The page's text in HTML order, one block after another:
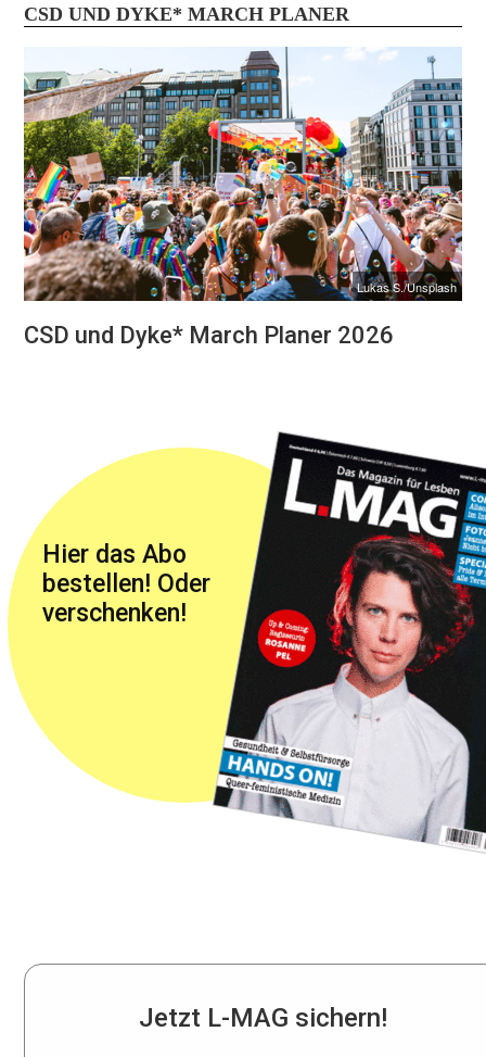
CSD UND DYKE* MARCH PLANER
Lukas S./Unsplash
CSD und Dyke* March Planer 2026
Hier das Abo
bestellen! Oder
verschenken!
Jetzt L-MAG sichern!